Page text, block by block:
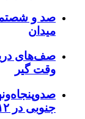
صد و
میدان
صف‌های
وقت گیر
جنوبی در ۱۲ شهرستان برگزار شد